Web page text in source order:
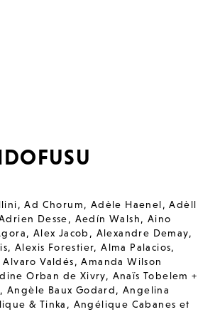
,Ad Chorum, Adèle Haenel,Adèll
Desse, Aedín Walsh, Aino
, Alex Jacob , Alexandre Demay,
,Alexis Forestier,Alma Palacios,
Alvaro Valdés,Amanda Wilson
Orban de Xivry, Anaïs Tobelem +
,Angèle Baux Godard,Angelina
& Tinka , Angélique Cabanes et